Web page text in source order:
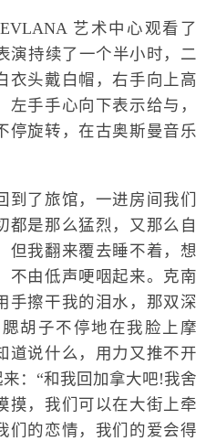
艺术中心观看了
演持续了一个半小时，二
衣头戴白帽，右手向上高
手手心向下表示给与，
停旋转，在古奥斯曼音乐
了旅馆，一进房间我们
都是那么猛烈，又那么自
但我翻来覆去睡不着，想
不由低声哽咽起来。克南
手擦干我的泪水，那双深
胡子不停地在我脸上摩
道说什么，用力又推不开
：“和我回加拿大吧!我舍
摸，我们可以在大街上牵
们的恋情，我们的爱会得